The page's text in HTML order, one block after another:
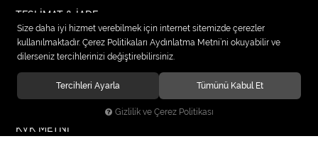
TESLİMAT & İADE
SİPARİŞLERİM
MESAFELİ SÖZLEŞME
BİZE ULAŞIN
KVK METNİ
Size daha iyi hizmet verebilmek için internet sitemizde çerezler
kullanılmaktadır. Çerez Politikaları Aydınlatma Metni’ni okuyabilir ve
dilerseniz tercihlerinizi değiştirebilirsiniz.
Tercihleri Ayarla Tümünü Kabul Et
Gizlilik ve Çerez Politikası